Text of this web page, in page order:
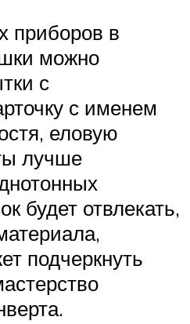
приборов в
можно
с
с именем
еловую
лучше
будет отвлекать,
подчеркнуть